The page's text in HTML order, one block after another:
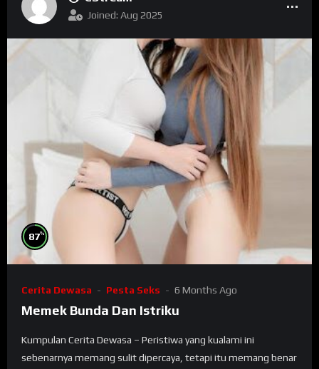
Joined: Aug 2025
87%
Cerita Dewasa Pesta Seks 6 Months Ago
Memek Bunda Dan Istriku
Kumpulan Cerita Dewasa – Peristiwa yang kualami ini
sebenarnya memang sulit dipercaya, tetapi itu memang benar